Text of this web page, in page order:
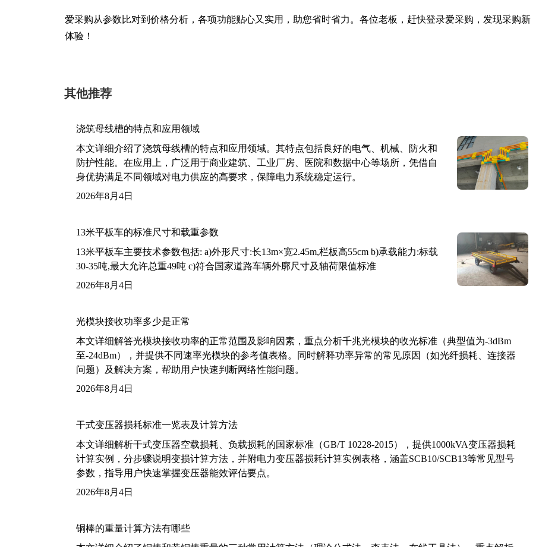
爱采购从参数比对到价格分析，各项功能贴心又实用，助您省时省力。各位老板，赶快登录爱采购，发现采购新
体验！
其他推荐
浇筑母线槽的特点和应用领域
本文详细介绍了浇筑母线槽的特点和应用领域。其特点包括良好的电气、机械、防火和
防护性能。在应用上，广泛用于商业建筑、工业厂房、医院和数据中心等场所，凭借自
身优势满足不同领域对电力供应的高要求，保障电力系统稳定运行。
2026年8月4日
13米平板车的标准尺寸和载重参数
13米平板车主要技术参数包括: a)外形尺寸:长13m×宽2.45m,栏板高55cm b)承载能力:标载
30-35吨,最大允许总重49吨 c)符合国家道路车辆外廓尺寸及轴荷限值标准
2026年8月4日
光模块接收功率多少是正常
本文详细解答光模块接收功率的正常范围及影响因素，重点分析千兆光模块的收光标准（典型值为-3dBm
至-24dBm），并提供不同速率光模块的参考值表格。同时解释功率异常的常见原因（如光纤损耗、连接器
问题）及解决方案，帮助用户快速判断网络性能问题。
2026年8月4日
干式变压器损耗标准一览表及计算方法
本文详细解析干式变压器空载损耗、负载损耗的国家标准（GB/T 10228-2015），提供1000kVA变压器损耗
计算实例，分步骤说明变损计算方法，并附电力变压器损耗计算实例表格，涵盖SCB10/SCB13等常见型号
参数，指导用户快速掌握变压器能效评估要点。
2026年8月4日
铜棒的重量计算方法有哪些